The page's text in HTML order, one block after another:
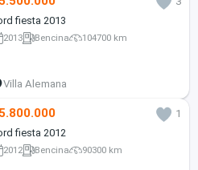
fiesta 2013
2013 Bencina 104700 km
Villa Alemana
1
fiesta 2012
2012 Bencina 90300 km